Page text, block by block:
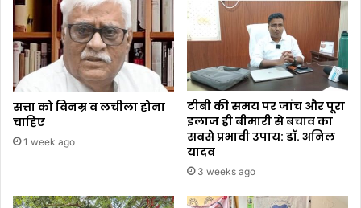
सत्ता को विनम्र व लचीला होना
चाहिए
1 week ago
टीबी की समय पर जांच और पूरा
इलाज ही बीमारी से बचाव का
सबसे प्रभावी उपाय: डॉ. अनिल
यादव
3 weeks ago